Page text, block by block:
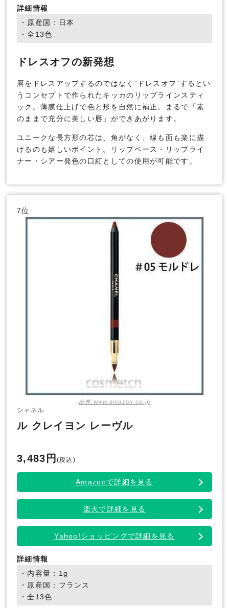
詳細情報
・原産国：日本
・全13色
ドレスオフの新発想
唇をドレスアップするのではなく”ドレスオフ”するとい
うコンセプトで作られたキッカのリップラインスティ
ック。薄膜仕上げで色と形を自然に補正。まるで「素
のままで充分に美しい唇」ができあがります。
ユニークな長方形の芯は、角がなく、線も面も楽に描
けるのも嬉しいポイント。リップベース・リップライ
ナー・シアー発色の口紅としての使用が可能です。
7位
出典:www.amazon.co.jp
シャネル
ル クレイヨン レーヴル
3,483円 (税込)
Amazonで詳細を見る
楽天で詳細を見る
Yahoo!ショッピングで詳細を見る
詳細情報
・内容量：1g
・原産国：フランス
・全13色